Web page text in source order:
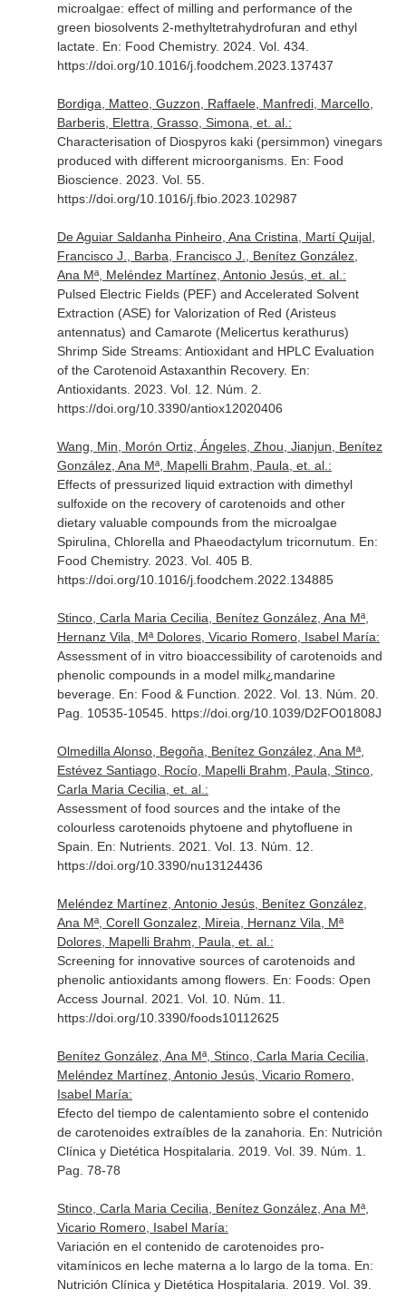
microalgae: effect of milling and performance of the
green biosolvents 2-methyltetrahydrofuran and ethyl
lactate. En: Food Chemistry. 2024. Vol. 434.
https://doi.org/10.1016/j.foodchem.2023.137437
Bordiga, Matteo, Guzzon, Raffaele, Manfredi, Marcello,
Barberis, Elettra, Grasso, Simona, et. al.:
Characterisation of Diospyros kaki (persimmon) vinegars
produced with different microorganisms. En: Food
Bioscience. 2023. Vol. 55.
https://doi.org/10.1016/j.fbio.2023.102987
De Aguiar Saldanha Pinheiro, Ana Cristina, Martí Quijal,
Francisco J., Barba, Francisco J., Benítez González,
Ana Mª, Meléndez Martínez, Antonio Jesús, et. al.:
Pulsed Electric Fields (PEF) and Accelerated Solvent
Extraction (ASE) for Valorization of Red (Aristeus
antennatus) and Camarote (Melicertus kerathurus)
Shrimp Side Streams: Antioxidant and HPLC Evaluation
of the Carotenoid Astaxanthin Recovery. En:
Antioxidants. 2023. Vol. 12. Núm. 2.
https://doi.org/10.3390/antiox12020406
Wang, Min, Morón Ortiz, Ángeles, Zhou, Jianjun, Benítez
González, Ana Mª, Mapelli Brahm, Paula, et. al.:
Effects of pressurized liquid extraction with dimethyl
sulfoxide on the recovery of carotenoids and other
dietary valuable compounds from the microalgae
Spirulina, Chlorella and Phaeodactylum tricornutum. En:
Food Chemistry. 2023. Vol. 405 B.
https://doi.org/10.1016/j.foodchem.2022.134885
Stinco, Carla Maria Cecilia, Benítez González, Ana Mª,
Hernanz Vila, Mª Dolores, Vicario Romero, Isabel María:
Assessment of in vitro bioaccessibility of carotenoids and
phenolic compounds in a model milk¿mandarine
beverage. En: Food & Function . 2022. Vol. 13. Núm. 20.
Pag. 10535-10545. https://doi.org/10.1039/D2FO01808J
Olmedilla Alonso, Begoña, Benítez González, Ana Mª,
Estévez Santiago, Rocío, Mapelli Brahm, Paula, Stinco,
Carla Maria Cecilia, et. al.:
Assessment of food sources and the intake of the
colourless carotenoids phytoene and phytofluene in
Spain. En: Nutrients. 2021. Vol. 13. Núm. 12.
https://doi.org/10.3390/nu13124436
Meléndez Martínez, Antonio Jesús, Benítez González,
Ana Mª, Corell Gonzalez, Mireia, Hernanz Vila, Mª
Dolores, Mapelli Brahm, Paula, et. al.:
Screening for innovative sources of carotenoids and
phenolic antioxidants among flowers. En: Foods: Open
Access Journal. 2021. Vol. 10. Núm. 11.
https://doi.org/10.3390/foods10112625
Benítez González, Ana Mª, Stinco, Carla Maria Cecilia,
Meléndez Martínez, Antonio Jesús, Vicario Romero,
Isabel María:
Efecto del tiempo de calentamiento sobre el contenido
de carotenoides extraíbles de la zanahoria. En: Nutrición
Clínica y Dietética Hospitalaria . 2019. Vol. 39. Núm. 1.
Pag. 78-78
Stinco, Carla Maria Cecilia, Benítez González, Ana Mª,
Vicario Romero, Isabel María:
Variación en el contenido de carotenoides pro-
vitamínicos en leche materna a lo largo de la toma. En:
Nutrición Clínica y Dietética Hospitalaria . 2019. Vol. 39.